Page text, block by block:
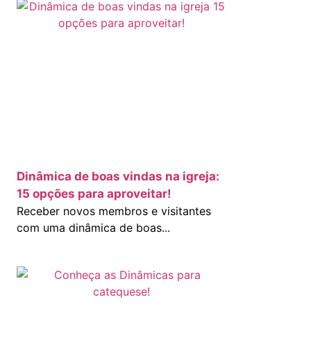
Dinâmica de boas vindas na igreja:
15 opções para aproveitar!
Receber novos membros e visitantes
com uma dinâmica de boas...